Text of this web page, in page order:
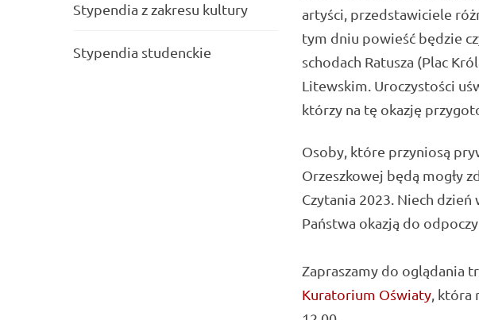
artyści, przedstawiciele
tym dniu powieść będzie
schodach Ratusza (Plac
Litewskim. Uroczystości
którzy na tę okazję
Osoby, które przyniosą
Orzeszkowej będą mogły
Czytania 2023. Niech
Państwa okazją do
Zapraszamy do oglądania
Kuratorium Oświaty, która
Stypendia z zakresu kultury
Stypendia studenckie